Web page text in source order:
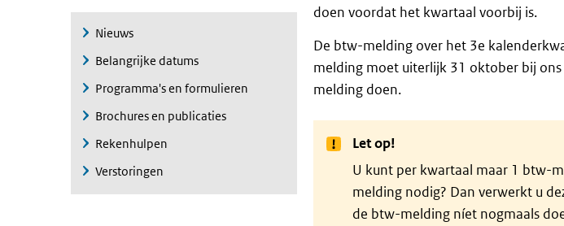
Nieuws
Belangrijke datums
Programma's en formulieren
Brochures en publicaties
Rekenhulpen
Verstoringen
doen voordat het kwartaal voorbij is.
De btw-melding over het 3e
melding moet uiterlijk 31 oktober bij
melding doen.
Let op!
U kunt per kwartaal maar 1 btw-
melding nodig? Dan verwerkt u
de btw-melding níet nogmaals